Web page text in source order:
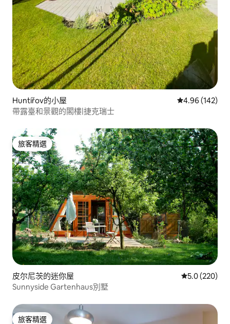
Huntířov的小屋 從 142 則評價
4.96 (142)
帶露臺和景觀的閣樓|捷克瑞士
旅客精選
旅客精選
皮尔尼茨的迷你屋 從 220 則評
5.0 (220)
Sunnyside Gartenhaus別墅
旅客精選